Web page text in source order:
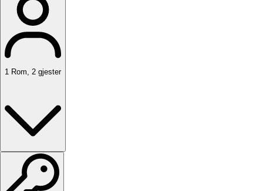
1 Rom, 2 gjester